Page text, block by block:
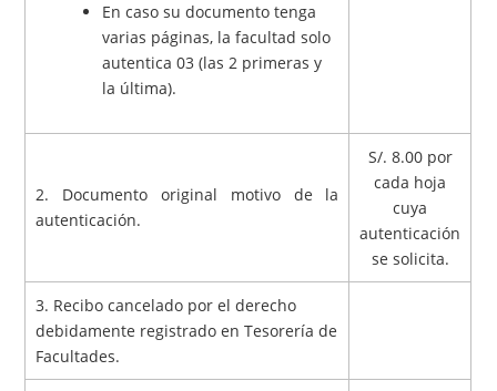
En caso su documento tenga
varias páginas, la facultad solo
autentica 03 (las 2 primeras y
la última).
2. Documento original motivo de la
autenticación.
S/. 8.00 por
cada hoja
cuya
autenticación
se solicita.
3. Recibo cancelado por el derecho
debidamente registrado en Tesorería de
Facultades.